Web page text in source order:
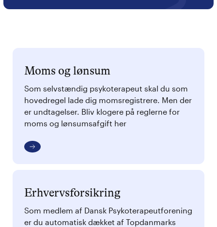
Moms og lønsum
Som selvstændig psykoterapeut skal du som
hovedregel lade dig momsregistrere. Men der
er undtagelser. Bliv klogere på reglerne for
moms og lønsumsafgift her
Erhvervsforsikring
Som medlem af Dansk Psykoterapeutforening
er du automatisk dækket af Topdanmarks